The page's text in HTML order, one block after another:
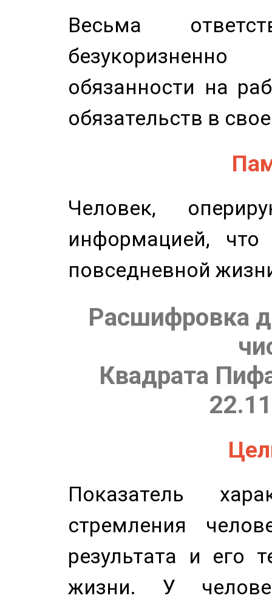
Весьма
обязанности на
обязательств в
Человек,
информацией,
повседневной
Расшифровка
Квадрата
Показатель
стремления
результата и его
жизни. У